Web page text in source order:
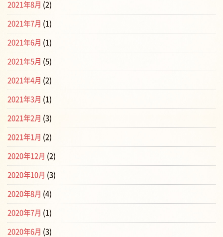
2021年8月 (2)
2021年7月 (1)
2021年6月 (1)
2021年5月 (5)
2021年4月 (2)
2021年3月 (1)
2021年2月 (3)
2021年1月 (2)
2020年12月 (2)
2020年10月 (3)
2020年8月 (4)
2020年7月 (1)
2020年6月 (3)